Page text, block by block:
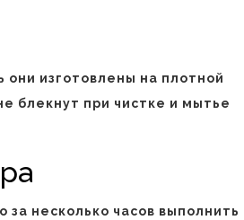
изготовлены на плотной
блекнут при чистке и мытье
несколько часов выполнить